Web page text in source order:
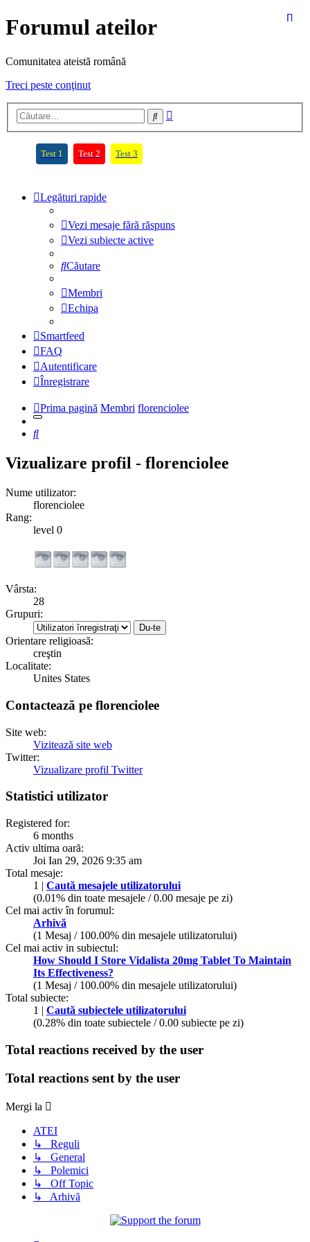
Forumul ateilor
Comunitatea ateistă română
Treci peste conţinut
Căutare
Test 1 (Opens a new tab)
Test 2 (Opens a new tab)
Test 3
Legături rapide
Vezi mesaje fără răspuns
Vezi subiecte active
Căutare
Membri
Echipa
Smartfeed
FAQ
Autentificare
Înregistrare
Prima pagină Membri florenciolee
Căutare
Vizualizare profil - florenciolee
Nume utilizator:
florenciolee
Rang:
level 0
Vârsta:
28
Grupuri:
Orientare religioasă:
creştin
Localitate:
Unites States
Contactează pe florenciolee
Site web:
Vizitează site web
Twitter:
Vizualizare profil Twitter
Statistici utilizator
Registered for:
6 months
Activ ultima oară:
Joi Ian 29, 2026 9:35 am
Total mesaje:
1 | Caută mesajele utilizatorului
(0.01% din toate mesajele / 0.00 mesaje pe zi)
Cel mai activ în forumul:
Arhivă
(1 Mesaj / 100.00% din mesajele utilizatorului)
Cel mai activ in subiectul:
How Should I Store Vidalista 20mg Tablet To Maintain
Its Effectiveness?
(1 Mesaj / 100.00% din mesajele utilizatorului)
Total subiecte:
1 | Caută subiectele utilizatorului
(0.28% din toate subiectele / 0.00 subiecte pe zi)
Total reactions received by the user
Total reactions sent by the user
Mergi la
ATEI
↳ Reguli
↳ General
↳ Polemici
↳ Off Topic
↳ Arhivă